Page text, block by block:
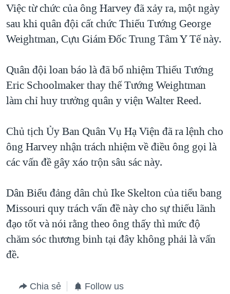
CÁC GIÁ TRỊ CỘNG HÒA Ở VIỆT NAM
THƯỢNG ĐỈNH TRUMP-KIM TẠI VIỆT NAM
TRỊNH VĨNH BÌNH VS. CHÍNH PHỦ VIỆT NAM
NGƯ DÂN VIỆT VÀ LÀN SÓNG TRỘM HẢI SÂM
BÊN KIA QUỐC LỘ: TIẾNG VỌNG TỪ NÔNG THÔN MỸ
QUAN HỆ VIỆT MỸ
Việc từ chức của ông Harvey đã xảy ra, một ngày
sau khi quân đội cất chức Thiếu Tướng George
Weightman, Cựu Giám Đốc Trung Tâm Y Tế này.
Quân đội loan báo là đã bổ nhiệm Thiếu Tướng
Eric Schoolmaker thay thế Tướng Weightman
làm chỉ huy trưởng quân y viện Walter Reed.
Chủ tịch Ủy Ban Quân Vụ Hạ Viện đã ra lệnh cho
ông Harvey nhận trách nhiệm về điều ông gọi là
các vấn đề gây xáo trộn sâu sác này.
Dân Biểu đảng dân chủ Ike Skelton của tiểu bang
Missouri quy trách vấn đề này cho sự thiếu lãnh
đạo tốt và nói rằng theo ông thấy thì mức độ
chăm sóc thương binh tại đây không phải là vấn
đề.
Chia sẻ Follow us